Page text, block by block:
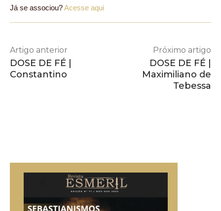
Já se associou?Acesse aqui
Artigo anterior
DOSE DE FÉ |
Constantino
Próximo artigo
DOSE DE FÉ |
Maximiliano de
Tebessa